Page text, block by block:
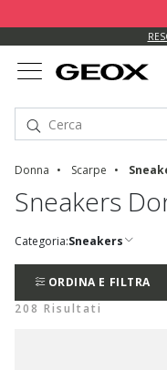
Donna Scarpe
Sneakers
Categoria:Sneakers
ORDINA E FILTRA
208 Risultati